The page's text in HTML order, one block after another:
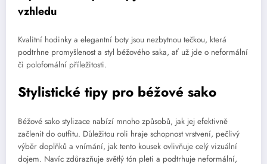
vzhledu
Kvalitní hodinky a elegantní boty jsou nezbytnou tečkou, která
podtrhne promyšlenost a styl béžového saka, ať už jde o neformální
či polofomální příležitosti.
Stylistické tipy pro béžové sako
Béžové sako stylizace nabízí mnoho způsobů, jak jej efektivně
začlenit do outfitu. Důležitou roli hraje schopnost vrstvení, pečlivý
výběr doplňků a vnímání, jak tento kousek ovlivňuje celý vizuální
dojem. Navíc zdůrazňuje světlý tón pleti a podtrhuje neformální,